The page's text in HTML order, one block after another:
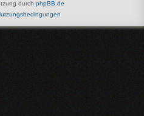
durch phpBB.de